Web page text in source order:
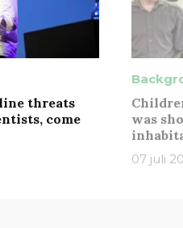
threats
come
was
07 juli